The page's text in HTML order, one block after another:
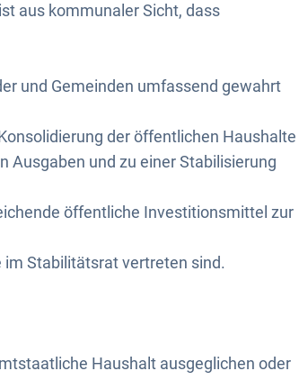
aus kommunaler Sicht, dass
und Gemeinden umfassend gewahrt
der öffentlichen Haushalte
Ausgaben und zu einer Stabilisierung
öffentliche Investitionsmittel zur
Stabilitätsrat vertreten sind.
Haushalt ausgeglichen oder